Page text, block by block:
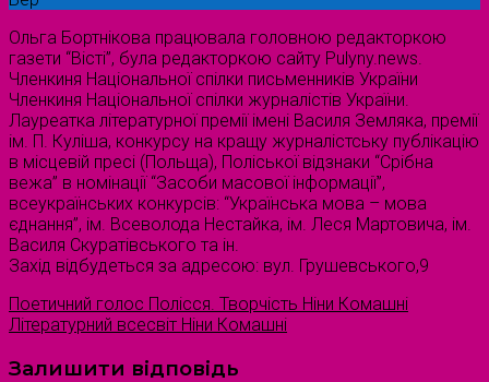
Ольга Бортнікова працювала головною редакторкою
газети “Вісті”, була редакторкою сайту Pulyny.news.
Членкиня Національної спілки письменників України
Членкиня Національної спілки журналістів України.
Лауреатка літературної премії імені Василя Земляка, премії
ім. П. Куліша, конкурсу на кращу журналістську публікацію
в місцевій пресі (Польща), Поліської відзнаки “Срібна
вежа” в номінації “Засоби масової інформації”,
всеукраїнських конкурсів: “Українська мова – мова
єднання”, ім. Всеволода Нестайка, ім. Леся Мартовича, ім.
Василя Скуратівського та ін.
Захід відбудеться за адресою: вул. Грушевського,9
Поетичний голос Полісся. Творчість Ніни Комашні
Літературний всесвіт Ніни Комашні
Залишити відповідь